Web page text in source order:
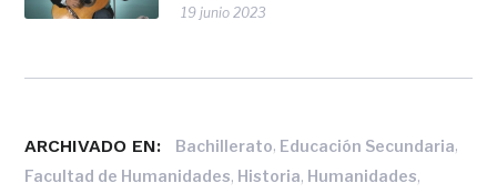
19 junio 2023
ARCHIVADO EN: Bachillerato, Educación Secundaria,
Facultad de Humanidades, Historia, Humanidades,